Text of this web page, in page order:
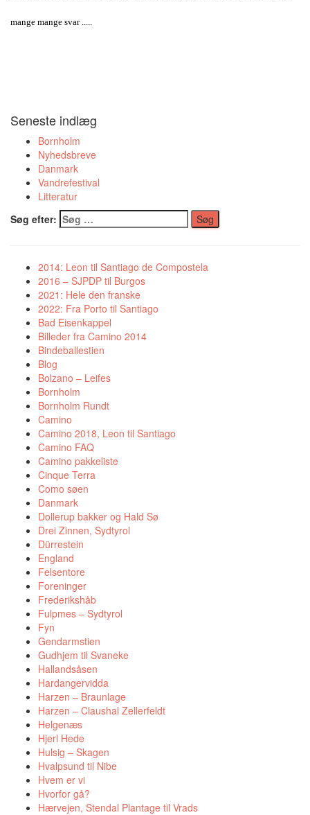
mange mange svar .....
Seneste indlæg
Bornholm
Nyhedsbreve
Danmark
Vandrefestival
Litteratur
Søg efter:
2014: Leon til Santiago de Compostela
2016 – SJPDP til Burgos
2021: Hele den franske
2022: Fra Porto til Santiago
Bad Eisenkappel
Billeder fra Camino 2014
Bindeballestien
Blog
Bolzano – Leifes
Bornholm
Bornholm Rundt
Camino
Camino 2018, Leon til Santiago
Camino FAQ
Camino pakkeliste
Cinque Terra
Como søen
Danmark
Dollerup bakker og Hald Sø
Drei Zinnen, Sydtyrol
Dürrestein
England
Felsentore
Foreninger
Frederikshåb
Fulpmes – Sydtyrol
Fyn
Gendarmstien
Gudhjem til Svaneke
Hallandsåsen
Hardangervidda
Harzen – Braunlage
Harzen – Claushal Zellerfeldt
Helgenæs
Hjerl Hede
Hulsig – Skagen
Hvalpsund til Nibe
Hvem er vi
Hvorfor gå?
Hærvejen, Stendal Plantage til Vrads